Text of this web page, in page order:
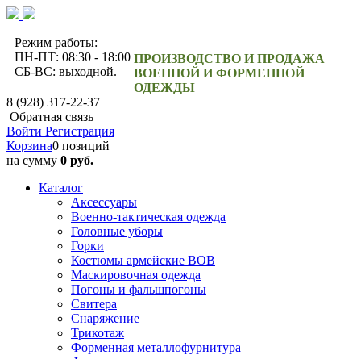
Режим работы:
ПН-ПТ: 08:30 - 18:00
СБ-ВС: выходной.
ПРОИЗВОДСТВО И ПРОДАЖА
ВОЕННОЙ И ФОРМЕННОЙ
ОДЕЖДЫ
8 (928) 317-22-37
Обратная связь
Войти Регистрация
Корзина0 позиций
на сумму 0 руб.
Каталог
Аксессуары
Военно-тактическая одежда
Головные уборы
Горки
Костюмы армейские ВОВ
Маскировочная одежда
Погоны и фальшпогоны
Свитера
Снаряжение
Трикотаж
Форменная металлофурнитура